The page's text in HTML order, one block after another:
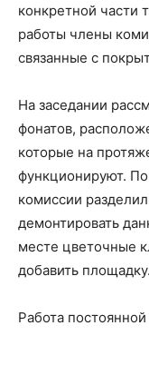
конкретной части
работы члены
связанные с
На заседании
фонатов,
которые на
функционируют.
комиссии
демонтировать
месте цветочные
добавить площадку.
Работа